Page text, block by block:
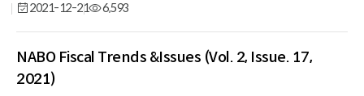
2021-12-21 6,593
NABO Fiscal Trends &Issues (Vol. 2, Issue. 17,
2021)